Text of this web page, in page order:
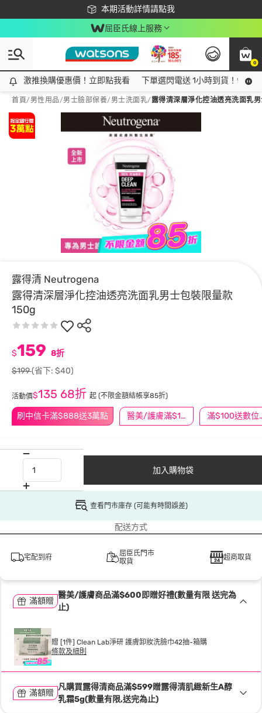
本期活動詳情請點我
下載app最高回饋$350
屈臣氏線上服務
0
激推換購優惠價！立即點我看
激推換購優惠價！立即點我看 下單選閃電送 1小時到貨！領神
首頁/ 男性用品/男士臉部保養/ 男士洗面乳/露得清深層淨化控油透亮洗面乳
露得清 Neutrogena
露得清深層淨化控油透亮洗面乳男士包裝限量款
150g
刷中信卡滿$888送3萬點 醫美/護膚滿$1200送$200 滿
$159 8折
$199(省下: $40)
活動價$135 68折 起 (不限金額結帳享85折)
加入購物袋
查看門市庫存 (可能有時間誤差)
配送方式
宅配到府
屈臣氏門市
取貨
超商取貨
滿額贈
醫美/護膚商品滿$600即贈好禮(數量有限 送完為
止)
贈 [1件] Clean Lab淨研 護膚卸妝洗臉巾42抽-箱購
條款及細則
滿額贈
凡購買露得清商品滿$599贈露得清肌緻新生A醇
乳霜5g(數量有限,送完為止)